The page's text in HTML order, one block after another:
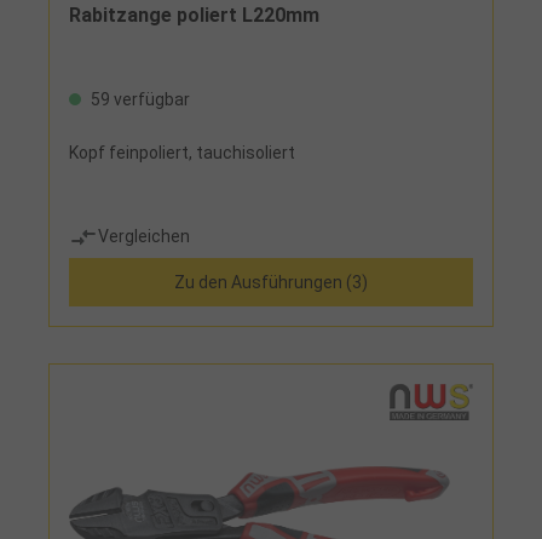
Rabitzange poliert L220mm
59 verfügbar
Kopf feinpoliert, tauchisoliert
Vergleichen
Zu den Ausführungen (3)